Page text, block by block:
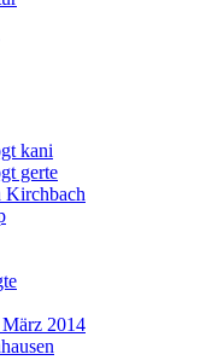
kani
gerte
Kirchbach
2014